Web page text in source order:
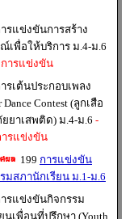
ารแข่งขันการสร้าง
เพื่อให้บริการ ม.4-ม.6
ารแข่งขัน
รเต้นประกอบเพลง
Dance Contest (ลูกเสือ
ยาเสพติด) ม.4-ม.6 -
รแข่งขัน
199 การแข่งขัน
มสภานักเรียน ม.1-ม.6
ารแข่งขันกิจกรรม
นเพื่อนที่ปรึกษา (Youth